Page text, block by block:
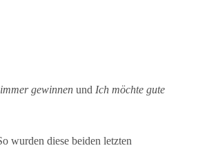
gewinnen und Ich möchte gute
wurden diese beiden letzten